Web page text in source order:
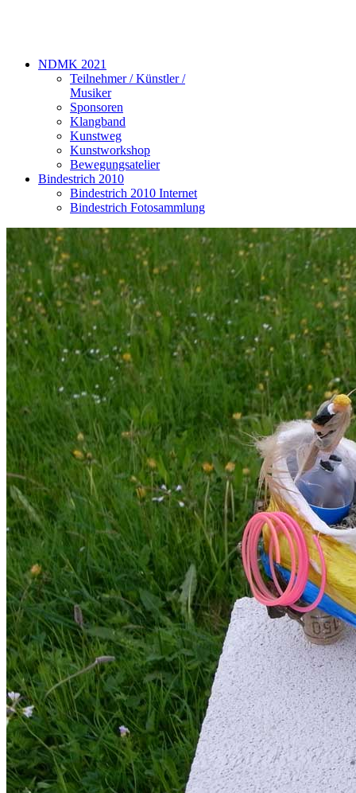
NDMK 2021
Teilnehmer / Künstler /
Musiker
Sponsoren
Klangband
Kunstweg
Kunstworkshop
Bewegungsatelier
Bindestrich 2010
Bindestrich 2010 Internet
Bindestrich Fotosammlung